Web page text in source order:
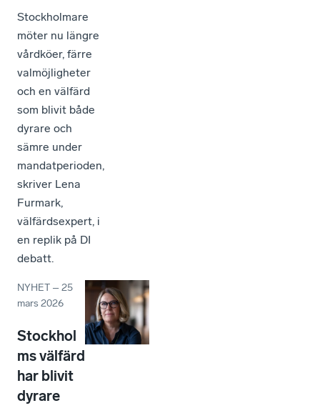
Stockholmare
möter nu längre
vårdköer, färre
valmöjligheter
och en välfärd
som blivit både
dyrare och
sämre under
mandatperioden,
skriver Lena
Furmark,
välfärdsexpert, i
en replik på DI
debatt.
NYHET –25
mars 2026
Stockhol
ms välfärd
har blivit
dyrare